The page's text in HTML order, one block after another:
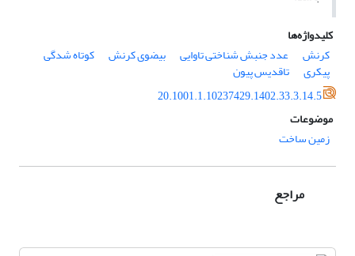
کلیدواژه‌ها
کرنش
عدد جنبش شناختی تاوایی بیضوی کرنش کوتاه شدگی
پیکری
تاقدیس پیون
20.1001.1.10237429.1402.33.3.14.5
موضوعات
زمین ساخت
مراجع